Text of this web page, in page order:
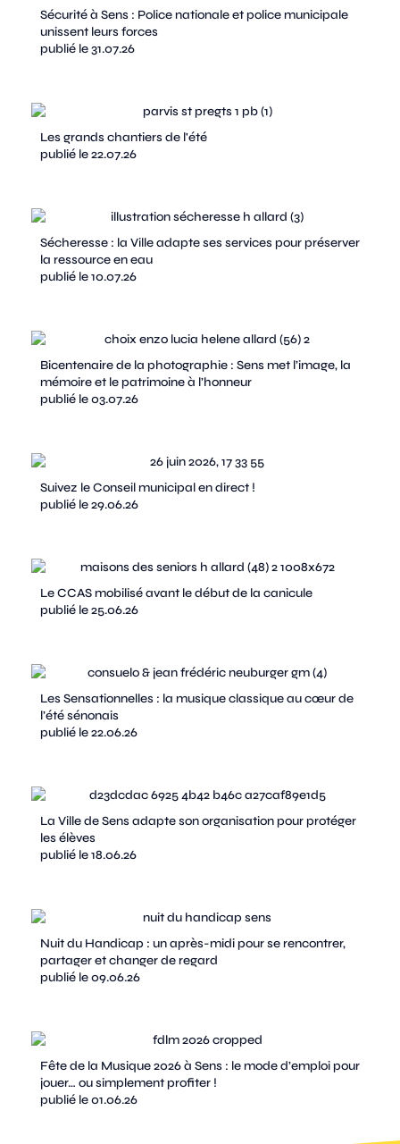
Sécurité à Sens : Police nationale et police municipale
unissent leurs forces
publié le 31.07.26
Les grands chantiers de l'été
publié le 22.07.26
Sécheresse : la Ville adapte ses services pour préserver
la ressource en eau
publié le 10.07.26
Bicentenaire de la photographie : Sens met l’image, la
mémoire et le patrimoine à l’honneur
publié le 03.07.26
Suivez le Conseil municipal en direct !
publié le 29.06.26
Le CCAS mobilisé avant le début de la canicule
publié le 25.06.26
Les Sensationnelles : la musique classique au cœur de
l’été sénonais
publié le 22.06.26
La Ville de Sens adapte son organisation pour protéger
les élèves
publié le 18.06.26
Nuit du Handicap : un après-midi pour se rencontrer,
partager et changer de regard
publié le 09.06.26
Fête de la Musique 2026 à Sens : le mode d’emploi pour
jouer… ou simplement profiter !
publié le 01.06.26